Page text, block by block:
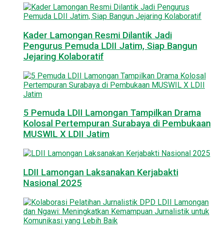
Kader Lamongan Resmi Dilantik Jadi
Pengurus Pemuda LDII Jatim, Siap Bangun
Jejaring Kolaboratif
5 Pemuda LDII Lamongan Tampilkan Drama
Kolosal Pertempuran Surabaya di Pembukaan
MUSWIL X LDII Jatim
LDII Lamongan Laksanakan Kerjabakti
Nasional 2025